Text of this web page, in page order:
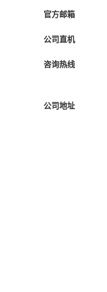
官方邮箱
公司直机
咨询热线
公司地址